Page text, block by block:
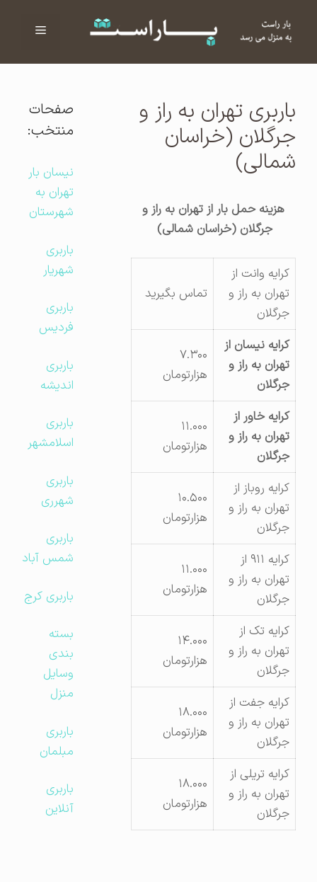
فهرست
باربری تهران به راز و
جرگلان (خراسان
شمالی)
هزینه حمل بار از تهران به راز و
جرگلان (خراسان شمالی)
کرایه وانت از
تهران به راز و
جرگلان
تماس بگیرید
کرایه نیسان از
تهران به راز و
جرگلان
۷.۳۰۰
هزارتومان
کرایه خاور از
تهران به راز و
جرگلان
۱۱.۰۰۰
هزارتومان
کرایه روباز از
تهران به راز و
جرگلان
۱۰.۵۰۰
هزارتومان
کرایه ۹۱۱ از
تهران به راز و
جرگلان
۱۱.۰۰۰
هزارتومان
کرایه تک از
تهران به راز و
جرگلان
۱۴.۰۰۰
هزارتومان
کرایه جفت از
تهران به راز و
جرگلان
۱۸.۰۰۰
هزارتومان
کرایه تریلی از
تهران به راز و
جرگلان
۱۸.۰۰۰
هزارتومان
صفحات
منتخب:
نیسان بار
تهران به
شهرستان
باربری
شهریار
باربری
فردیس
باربری
اندیشه
باربری
اسلامشهر
باربری
شهرری
باربری
شمس آباد
باربری کرج
بسته
بندی
وسایل
منزل
باربری
مبلمان
باربری
آنلاین